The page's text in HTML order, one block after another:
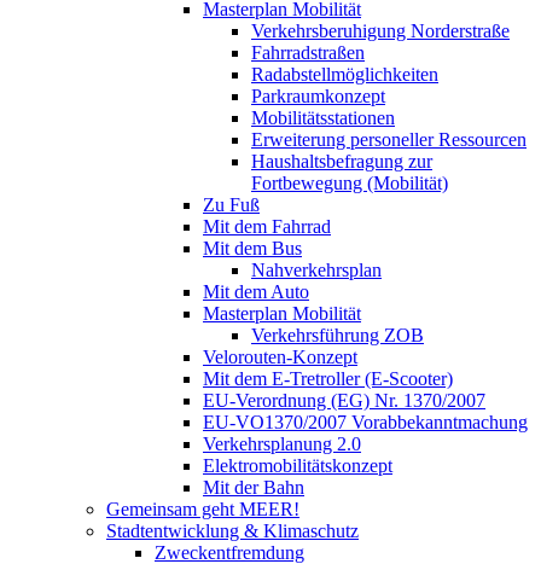
Masterplan Mobilität
Verkehrsberuhigung Norderstraße
Fahrradstraßen
Radabstellmöglichkeiten
Parkraumkonzept
Mobilitätsstationen
Erweiterung personeller Ressourcen
Haushaltsbefragung zur
Fortbewegung (Mobilität)
Zu Fuß
Mit dem Fahrrad
Mit dem Bus
Nahverkehrsplan
Mit dem Auto
Masterplan Mobilität
Verkehrsführung ZOB
Velorouten-Konzept
Mit dem E-Tretroller (E-Scooter)
EU-Verordnung (EG) Nr. 1370/2007
EU-VO1370/2007 Vorabbekanntmachung
Verkehrsplanung 2.0
Elektromobilitätskonzept
Mit der Bahn
Gemeinsam geht MEER!
Stadtentwicklung & Klimaschutz
Zweckentfremdung